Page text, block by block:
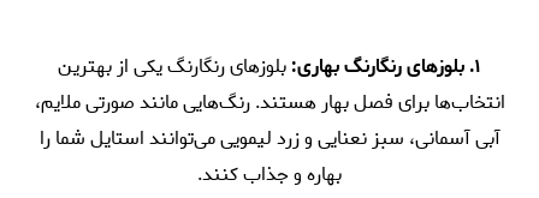
۱. بلوزهای رنگارنگ بهاری:
بلوزهای رنگارنگ یکی از بهترین
انتخاب‌ها برای فصل بهار هستند. رنگ‌هایی مانند صورتی ملایم،
آبی آسمانی، سبز نعنایی و زرد لیمویی می‌توانند استایل شما را
بهاره و جذاب کنند.